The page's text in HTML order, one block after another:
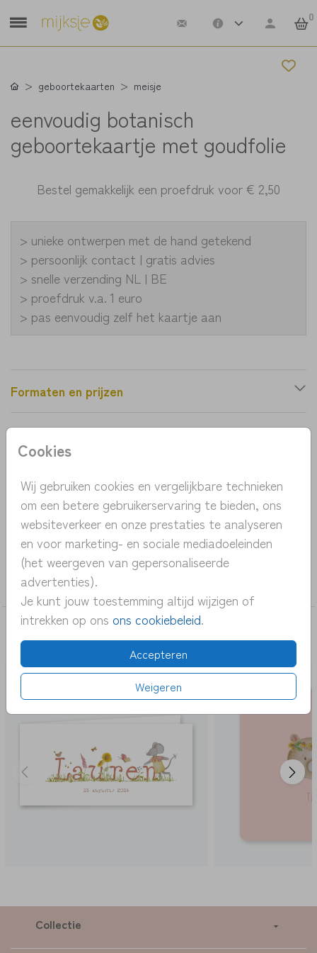
0
Cookies
Wij gebruiken cookies en vergelijkbare technieken
om een betere gebruikerservaring te bieden, ons
websiteverkeer en onze prestaties te analyseren
en voor marketing- en sociale mediadoeleinden
(het weergeven van gepersonaliseerde
advertenties).
Je kunt jouw toestemming altijd wijzigen of
intrekken op ons ons cookiebeleid.
Accepteren
Weigeren
geboortekaarten meisje
eenvoudig botanisch
geboortekaartje met goudfolie
Bestel gemakkelijk een proefdruk voor€ 2,50
> unieke ontwerpen met de hand getekend
> persoonlijk contact | gratis advies
> snelle verzending NL | BE
> proefdruk v.a. 1 euro
> pas eenvoudig zelf het kaartje aan
Formaten en prijzen
Productinformatie
OMSCHRIJVING
eenvoudig botanisch geboortekaartje met
goudfolie
COLLECTIE
meisje
DEZE KAARTEN VIND JE MISSCHIEN OOK
LEUK
Collectie